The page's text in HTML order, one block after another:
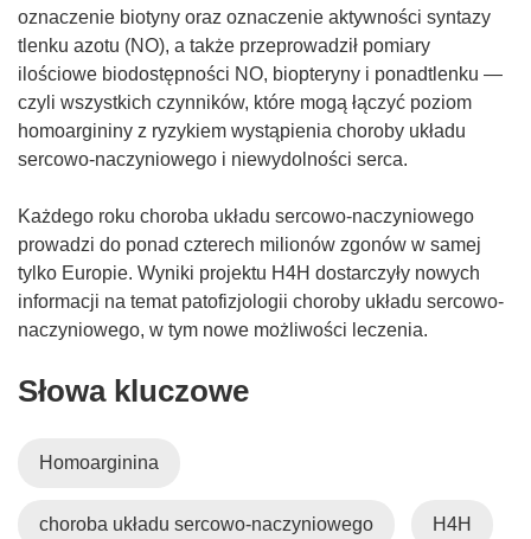
o
w
y
m
o
k
i
e
)
oznaczenie biotyny oraz oznaczenie aktywności syntazy
tlenku azotu (NO), a także przeprowadził pomiary
ilościowe biodostępności NO, biopteryny i ponadtlenku —
czyli wszystkich czynników, które mogą łączyć poziom
homoargininy z ryzykiem wystąpienia choroby układu
sercowo-naczyniowego i niewydolności serca.
Każdego roku choroba układu sercowo-naczyniowego
prowadzi do ponad czterech milionów zgonów w samej
tylko Europie. Wyniki projektu H4H dostarczyły nowych
informacji na temat patofizjologii choroby układu sercowo-
naczyniowego, w tym nowe możliwości leczenia.
Słowa kluczowe
Homoarginina
choroba układu sercowo-naczyniowego H4H